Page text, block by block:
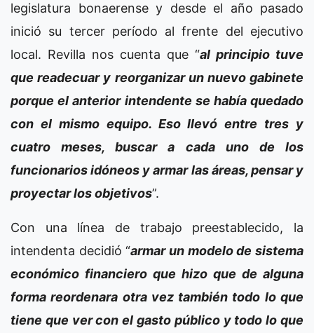
legislatura bonaerense y desde el año pasado
inició su tercer período al frente del ejecutivo
local. Revilla nos cuenta que “al principio tuve
que readecuar y reorganizar un nuevo gabinete
porque el anterior intendente se había quedado
con el mismo equipo. Eso llevó entre tres y
cuatro meses, buscar a cada uno de los
funcionarios idóneos y armar las áreas, pensar y
proyectar los objetivos”.
Con una línea de trabajo preestablecido, la
intendenta decidió “armar un modelo de sistema
económico financiero que hizo que de alguna
forma reordenara otra vez también todo lo que
tiene que ver con el gasto público y todo lo que